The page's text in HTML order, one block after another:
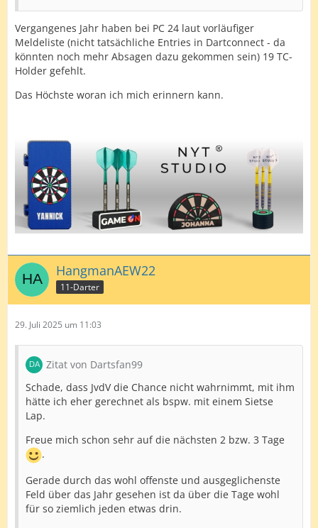
Vergangenes Jahr haben bei PC 24 laut vorläufiger
Meldeliste (nicht tatsächliche Entries in Dartconnect - da
könnten noch mehr Absagen dazu gekommen sein) 19 TC-
Holder gefehlt.
Das Höchste woran ich mich erinnern kann.
HangmanAEW22
11-Darter
29. Juli 2025 um 11:03
Zitat von Dartsfan99
Schade, dass JvdV die Chance nicht wahrnimmt, mit ihm
hätte ich eher gerechnet als bspw. mit einem Sietse
Lap.
Freue mich schon sehr auf die nächsten 2 bzw. 3 Tage
.
Gerade durch das wohl offenste und ausgeglichenste
Feld über das Jahr gesehen ist da über die Tage wohl
für so ziemlich jeden etwas drin.